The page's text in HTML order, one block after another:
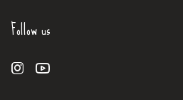
Follow us